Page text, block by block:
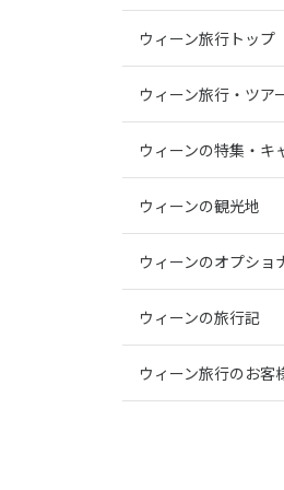
ウィーン旅行トップ
ウィーン旅行・ツア
ウィーンの特集・キ
ウィーンの観光地
ウィーンのオプショ
ウィーンの旅行記
ウィーン旅行のお客